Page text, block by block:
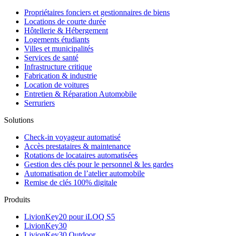
Propriétaires fonciers et gestionnaires de biens
Locations de courte durée
Hôtellerie & Hébergement
Logements étudiants
Villes et municipalités
Services de santé
Infrastructure critique
Fabrication & industrie
Location de voitures
Entretien & Réparation Automobile
Serruriers
Solutions
Check-in voyageur automatisé
Accès prestataires & maintenance
Rotations de locataires automatisées
Gestion des clés pour le personnel & les gardes
Automatisation de l’atelier automobile
Remise de clés 100% digitale
Produits
LivionKey20 pour iLOQ S5
LivionKey30